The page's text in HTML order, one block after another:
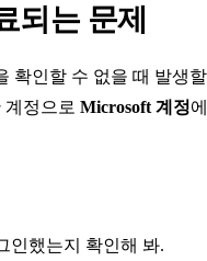
되는 문제
확인할 수 없을 때 발생할
계정으로 Microsoft 계정에
인했는지 확인해 봐.